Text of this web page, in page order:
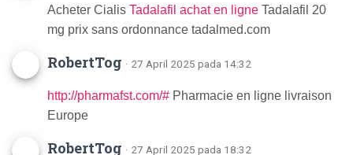
Acheter Cialis Tadalafil achat en ligne Tadalafil 20
mg prix sans ordonnance tadalmed.com
RobertTog · 27 April 2025 pada 14:32
http://pharmafst.com/# Pharmacie en ligne livraison
Europe
RobertTog · 27 April 2025 pada 18:32